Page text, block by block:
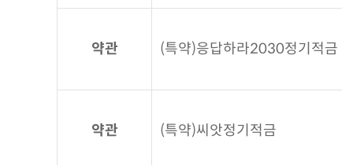
약관 (특약)응답하라2030정기적금
약관 (특약)씨앗정기적금